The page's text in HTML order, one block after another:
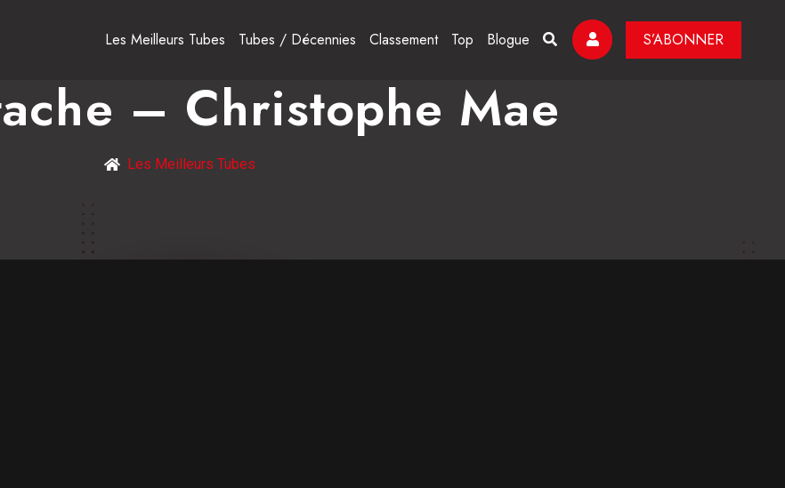
Les Meilleurs Tubes Tubes / Décennies Classement Top Blogue S’ABONNER
– Christophe Mae
Les Meilleurs Tubes